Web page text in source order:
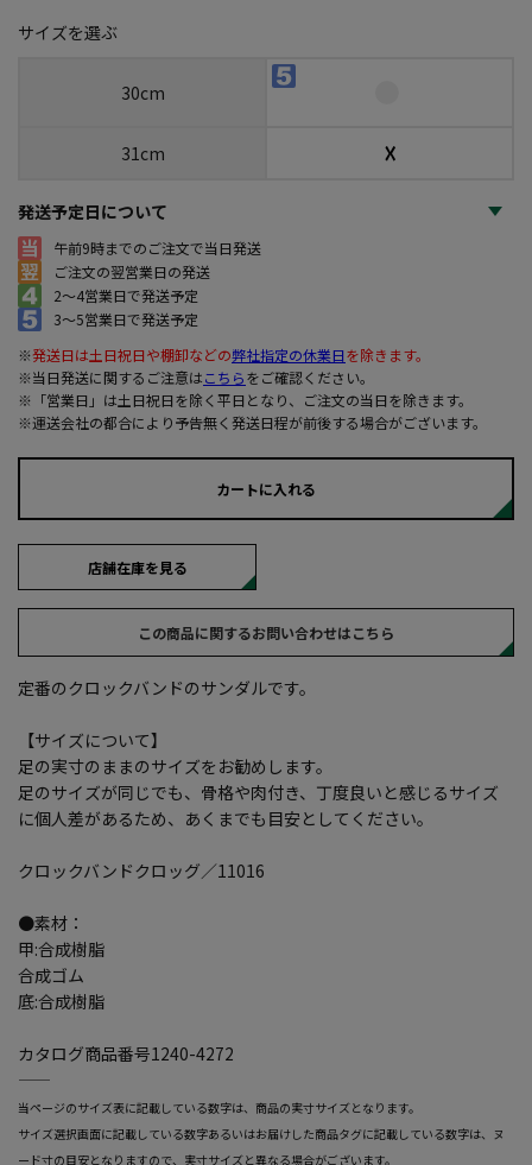
サイズを選ぶ
30cm
31cm ☓
発送予定日について
午前9時までのご注文で当日発送
ご注文の翌営業日の発送
2～4営業日で発送予定
3～5営業日で発送予定
※発送日は土日祝日や棚卸などの弊社指定の休業日を除きます。
※当日発送に関するご注意はこちらをご確認ください。
※「営業日」は土日祝日を除く平日となり、ご注文の当日を除きます。
※運送会社の都合により予告無く発送日程が前後する場合がございます。
カートに入れる
店舗在庫を見る
この商品に関するお問い合わせはこちら
定番のクロックバンドのサンダルです。
【サイズについて】
足の実寸のままのサイズをお勧めします。
足のサイズが同じでも、骨格や肉付き、丁度良いと感じるサイズ
に個人差があるため、あくまでも目安としてください。
クロックバンドクロッグ／11016
●素材：
甲:合成樹脂
合成ゴム
底:合成樹脂
カタログ商品番号1240-4272
―――――――――――――――――――――――
当ページのサイズ表に記載している数字は、商品の実寸サイズとなります。
サイズ選択画面に記載している数字あるいはお届けした商品タグに記載している数字は、ヌ
ード寸の目安となりますので、実寸サイズと異なる場合がございます。